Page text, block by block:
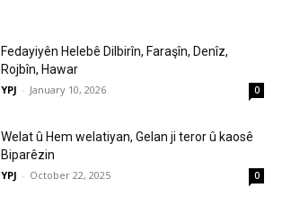
Fedayiyên Helebê Dilbirîn, Faraşîn, Denîz,
Rojbîn, Hawar
YPJ - January 10, 2026 0
Welat û Hem welatiyan, Gelan ji teror û kaosê
Biparêzin
YPJ - October 22, 2025 0